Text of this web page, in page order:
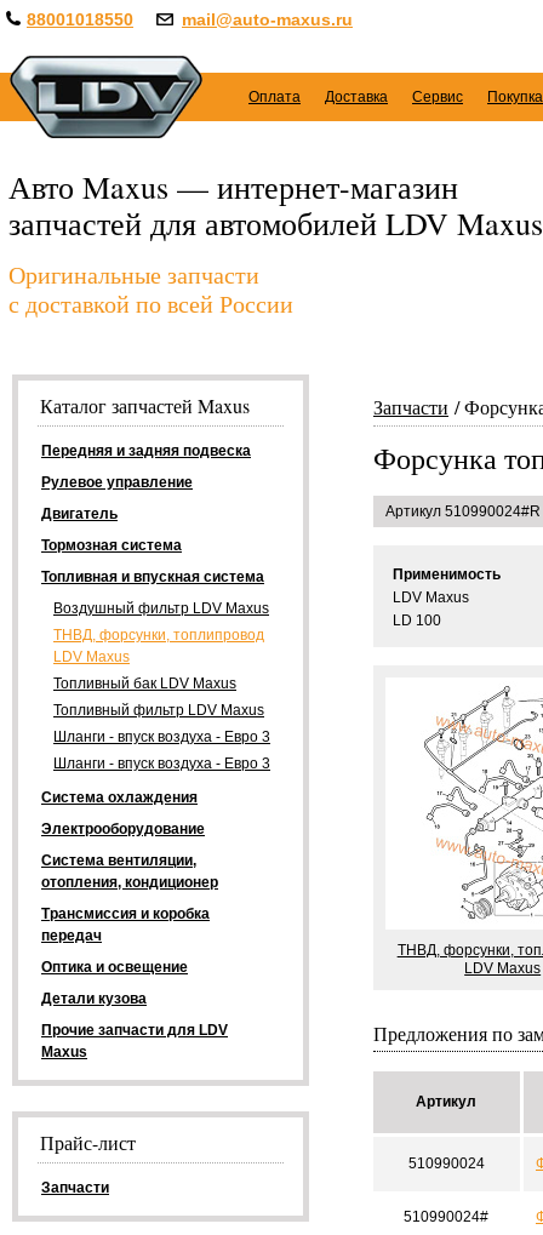
88001018550 mail@auto-maxus.ru
Оплата Доставка Сервис
Авто Maxus — интернет-магазин
запчастей для автомобилей LDV Maxus
Оригинальные запчасти
с доставкой по всей России
Запчасти
Форсунка
Артикул 510990024#R
Применимость
LDV Maxus
LD 100
ТНВД, форсунки,
LDV Maxus
Предложения по
Артикул
510990024
510990024#
Каталог запчастей Maxus
Передняя и задняя подвеска
Рулевое управление
Двигатель
Тормозная система
Топливная и впускная система
Воздушный фильтр LDV Maxus
ТНВД, форсунки, топлипровод
LDV Maxus
Топливный бак LDV Maxus
Топливный фильтр LDV Maxus
Шланги - впуск воздуха - Евро 3
Шланги - впуск воздуха - Евро 3
Система охлаждения
Электрооборудование
Система вентиляции,
отопления, кондиционер
Трансмиссия и коробка
передач
Оптика и освещение
Детали кузова
Прочие запчасти для LDV
Maxus
Прайс-лист
Запчасти